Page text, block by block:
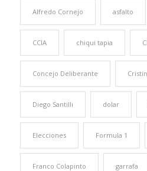
Alfredo Cornejo asfalto
CCIA chiqui tapia
Concejo Deliberante
Diego Santilli dolar
Elecciones Formula 1
Franco Colapinto garrafa